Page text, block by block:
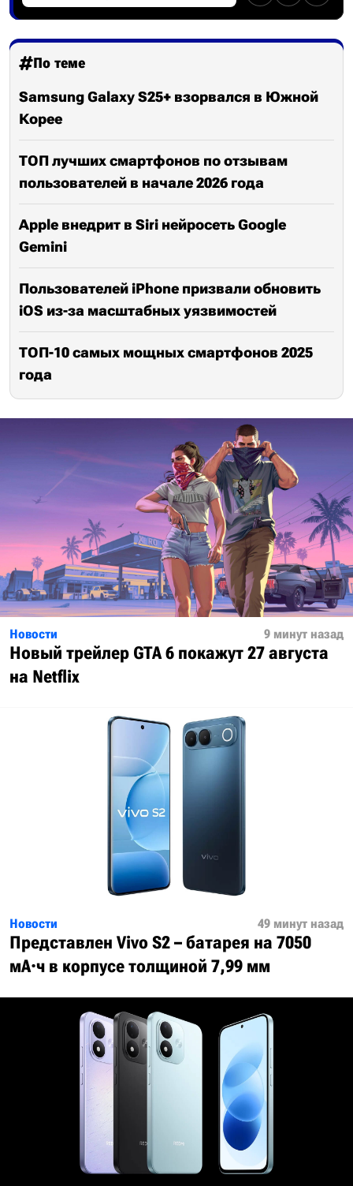
По теме
Samsung Galaxy S25+ взорвался в Южной
Корее
ТОП лучших смартфонов по отзывам
пользователей в начале 2026 года
Apple внедрит в Siri нейросеть Google
Gemini
Пользователей iPhone призвали обновить
iOS из-за масштабных уязвимостей
ТОП-10 самых мощных смартфонов 2025
года
Новости 9 минут назад
Новый трейлер GTA 6 покажут 27 августа
на Netflix
Новости 49 минут назад
Представлен Vivo S2 – батарея на 7050
мА·ч в корпусе толщиной 7,99 мм